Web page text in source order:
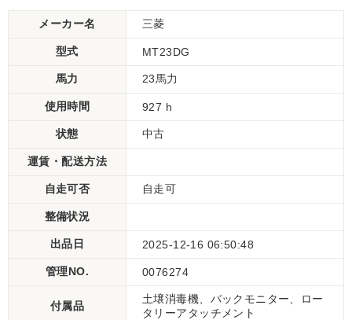
メーカー名 三菱
型式 MT23DG
馬力 23馬力
使用時間 927 h
状態 中古
運賃・配送方法
自走可否 自走可
整備状況
出品日 2025-12-16 06:50:48
管理NO. 0076274
付属品
土壌消毒機、バックモニター、ロー
タリーアタッチメント